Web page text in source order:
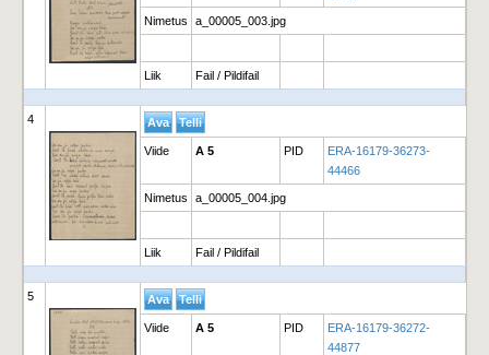
Nimetus a_00005_003.jpg
Liik Fail / Pildifail
4
Viide A 5 PID
ERA-16179-36273-
44466
Nimetus a_00005_004.jpg
Liik Fail / Pildifail
5
Viide A 5 PID
ERA-16179-36272-
44877